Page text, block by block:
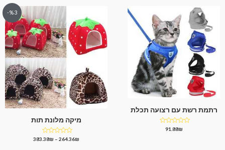
רתמת רשת עם רצועה תכלת
דורג 91.88₪
%3-
מיקה מלונת תות
דורג
264.36₪
–
383.38₪